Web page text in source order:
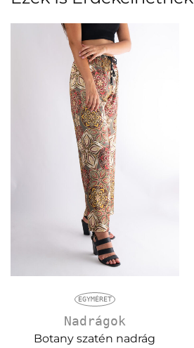
EGYMÉRET
Nadrágok
Botany szatén nadrág